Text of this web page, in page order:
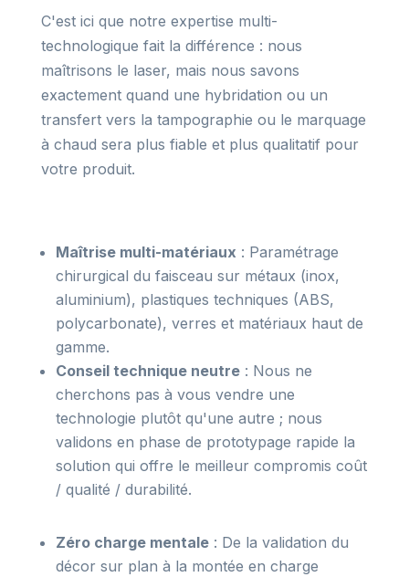
C'est ici que notre expertise multi-
technologique fait la différence : nous
maîtrisons le laser, mais nous savons
exactement quand une hybridation ou un
transfert vers la tampographie ou le marquage
à chaud sera plus fiable et plus qualitatif pour
votre produit.
Maîtrise multi-matériaux : Paramétrage
chirurgical du faisceau sur métaux (inox,
aluminium), plastiques techniques (ABS,
polycarbonate), verres et matériaux haut de
gamme.
Conseil technique neutre: Nous ne
cherchons pas à vous vendre une
technologie plutôt qu'une autre ; nous
validons en phase de prototypage rapide la
solution qui offre le meilleur compromis coût
/ qualité / durabilité.
Zéro charge mentale: De la validation du
décor sur plan à la montée en charge